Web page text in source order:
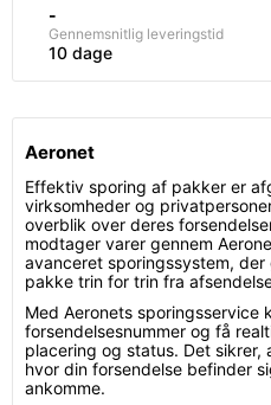
-
Gennemsnitlig leveringstid
10 dage
Aeronet
Effektiv sporing af pakker er
virksomheder og
overblik over deres
modtager varer gennem
avanceret sporingssystem,
pakke trin for trin fra
Med Aeronets sporingsservice
forsendelsesnummer og få
placering og status. Det sikrer,
hvor din forsendelse befinder
ankomme.